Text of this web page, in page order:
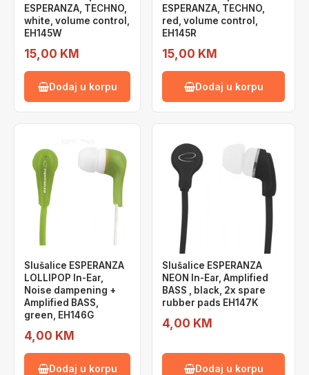
ESPERANZA, TECHNO,
white, volume control,
EH145W
15,00 KM
Dodaj u korpu
ESPERANZA, TECHNO,
red, volume control,
EH145R
15,00 KM
Dodaj u korpu
Slušalice ESPERANZA
LOLLIPOP In-Ear,
Noise dampening +
Amplified BASS,
green, EH146G
4,00 KM
Dodaj u korpu
Slušalice ESPERANZA
NEON In-Ear, Amplified
BASS , black, 2x spare
rubber pads EH147K
4,00 KM
Dodaj u korpu